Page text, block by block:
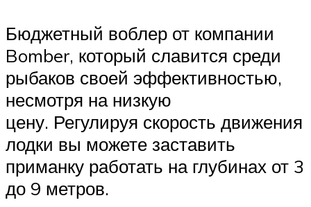
Бюджетный воблер от компании
Bomber, который славится среди
рыбаков своей эффективностью,
несмотря на низкую
цену. Регулируя скорость движения
лодки вы можете заставить
приманку работать на глубинах от 3
до 9 метров.